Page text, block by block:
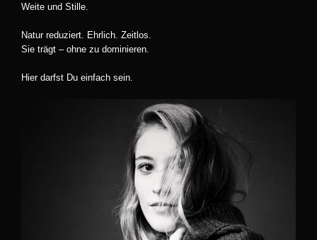
Weite und Stille.
Natur reduziert. Ehrlich. Zeitlos.
Sie trägt – ohne zu dominieren.
Hier darfst Du einfach sein.